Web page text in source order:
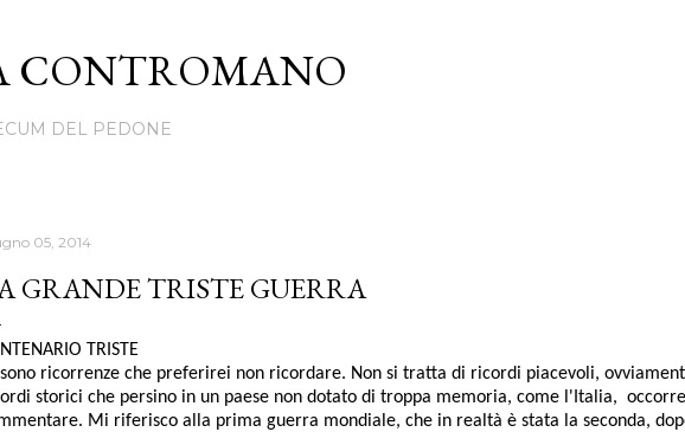
CONTROMANO
DEL PEDONE
05, 2014
GRANDE TRISTE GUERRA
TRISTE
ricorrenze che preferirei non ricordare. Non si tratta di ricordi piacevoli,
storici che persino in un paese non dotato di troppa memoria, come l'Italia,
Mi riferisco alla prima guerra mondiale, che in realtà è stata la seconda,